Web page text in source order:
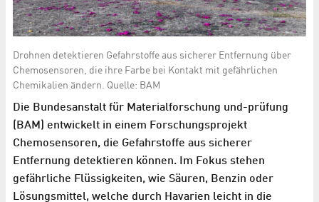
Drohnen detektieren Gefahrstoffe aus sicherer Entfernung über
Chemosensoren, die ihre Farbe bei Kontakt mit gefährlichen
Chemikalien ändern. Quelle: BAM
Die Bundesanstalt für Materialforschung und-prüfung
(BAM) entwickelt in einem Forschungsprojekt
Chemosensoren, die Gefahrstoffe aus sicherer
Entfernung detektieren können. Im Fokus stehen
gefährliche Flüssigkeiten, wie Säuren, Benzin oder
Lösungsmittel, welche durch Havarien leicht in die